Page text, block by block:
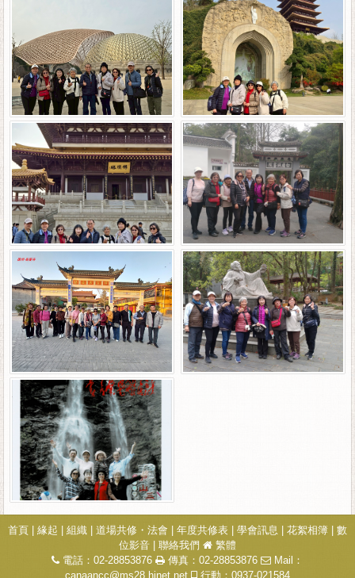
首頁 緣起 組織 道場共修・法會 年度共修表 學會訊息 花絮相簿
數
位影音
聯絡我們
繁體
電話：02-28853876
傳真：02-28853876
Mail：
canaancc@ms28.hinet.net
行動：0937-021584